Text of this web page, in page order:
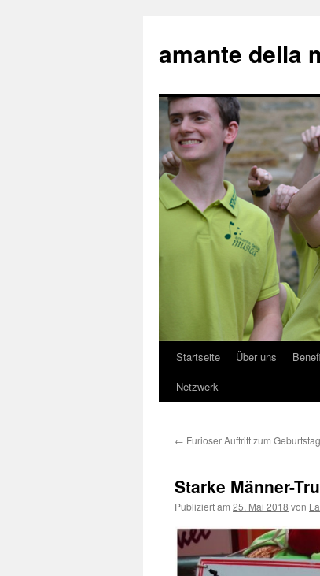
amante della
Springe
zum
Startseite Über uns
Netzwerk
← Furioser Auftritt zum
Starke Männer-
Publiziert am 25. Mai 2018 von